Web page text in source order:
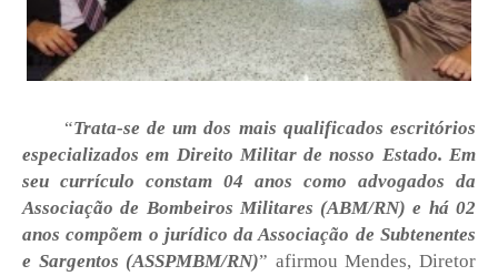
“Trata-se de um dos mais qualificados escritórios
especializados em Direito Militar de nosso Estado. Em
seu currículo constam 04 anos como advogados da
Associação de Bombeiros Militares (ABM/RN) e há 02
anos compõem o jurídico da Associação de Subtenentes
e Sargentos (ASSPMBM/RN)” afirmou Mendes, Diretor